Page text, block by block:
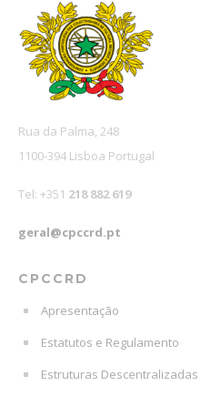
Rua da Palma, 248
1100-394 Lisboa Portugal
Tel: +351 218 882 619
geral@cpccrd.pt
CPCCRD
Apresentação
Estatutos e Regulamento
Estruturas Descentralizadas